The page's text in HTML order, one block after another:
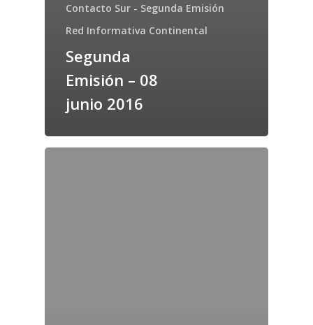
Contacto Sur - Segunda Emisión
Red Informativa Continental
Segunda
Emisión – 08
junio 2016